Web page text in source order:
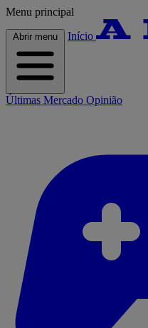
Menu principal
Abrir menu Início
Últimas Mercado Opinião